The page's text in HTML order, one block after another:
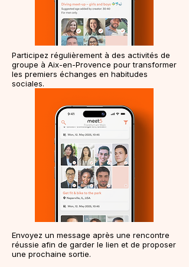
Participez régulièrement à des activités de
groupe à Aix-en-Provence pour transformer
les premiers échanges en habitudes
sociales.
Envoyez un message après une rencontre
réussie afin de garder le lien et de proposer
une prochaine sortie.